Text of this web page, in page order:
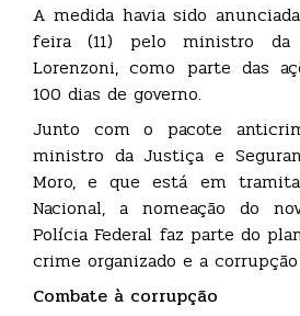
A medida havia sido
feira (11) pelo ministro da
Lorenzoni, como parte das
100 dias de governo.
Junto com o pacote
ministro da Justiça e
Moro, e que está em
Nacional, a nomeação do
Polícia Federal faz parte do
crime organizado e a
Combate à corrupção